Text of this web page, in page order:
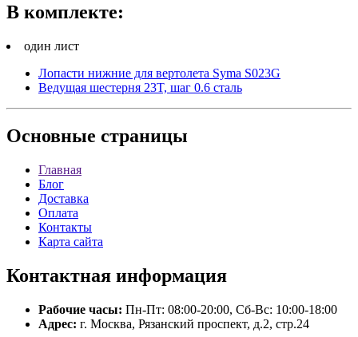
В комплекте:
один лист
Лопасти нижние для вертолета Syma S023G
Ведущая шестерня 23T, шаг 0.6 сталь
Основные страницы
Главная
Блог
Доставка
Оплата
Контакты
Карта сайта
Контактная информация
Рабочие часы: Пн-Пт: 08:00-20:00, Сб-Вс: 10:00-18:00
Адрес: г. Москва, Рязанский проспект, д.2, стр.24